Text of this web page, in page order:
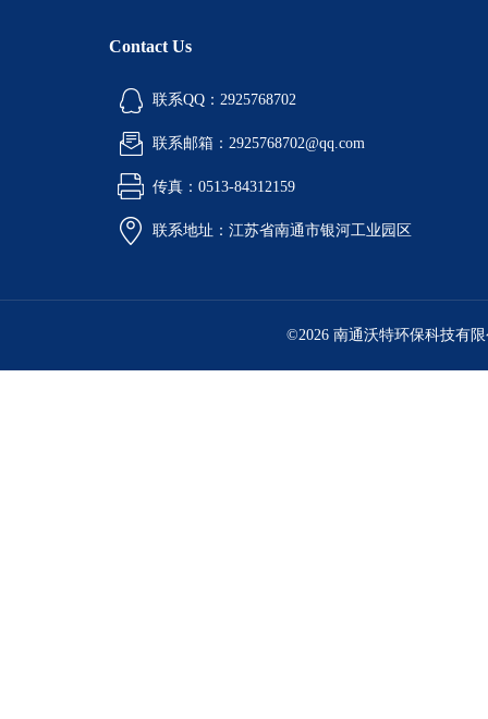
Contact Us
联系QQ：2925768702
联系邮箱：2925768702@qq.com
传真：0513-84312159
联系地址：江苏省南通市银河工业园区
©2026 南通沃特环保科技有